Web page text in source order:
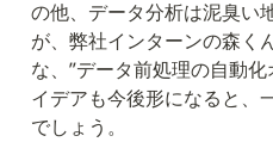
の他、データ分析は泥臭い
が、弊社インターンの森く
な、”データ前処理の自動
イデアも今後形になると、
でしょう。